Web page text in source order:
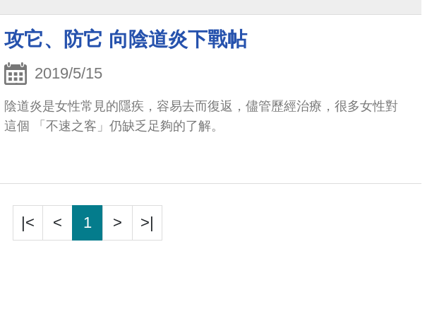
攻它、防它 向陰道炎下戰帖
2019/5/15
陰道炎是女性常見的隱疾，容易去而復返，儘管歷經治療，很多女性對
這個 「不速之客」仍缺乏足夠的了解。
|< < 1 > >|